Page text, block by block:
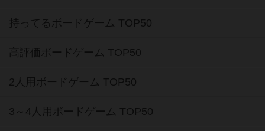
持ってるボードゲーム TOP50
高評価ボードゲーム TOP50
2人用ボードゲーム TOP50
3～4人用ボードゲーム TOP50